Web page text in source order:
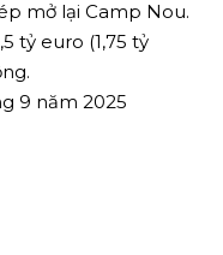
mở lại Camp Nou.
tỷ euro (1,75 tỷ
9 năm 2025